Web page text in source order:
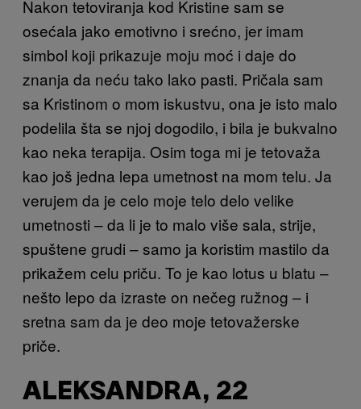
Nakon tetoviranja kod Kristine sam se
osećala jako emotivno i srećno, jer imam
simbol koji prikazuje moju moć i daje do
znanja da neću tako lako pasti. Pričala sam
sa Kristinom o mom iskustvu, ona je isto malo
podelila šta se njoj dogodilo, i bila je bukvalno
kao neka terapija. Osim toga mi je tetovaža
kao još jedna lepa umetnost na mom telu. Ja
verujem da je celo moje telo delo velike
umetnosti – da li je to malo više sala, strije,
spuštene grudi – samo ja koristim mastilo da
prikažem celu priču. To je kao lotus u blatu –
nešto lepo da izraste on nečeg ružnog – i
sretna sam da je deo moje tetovažerske
priče.
ALEKSANDRA, 22